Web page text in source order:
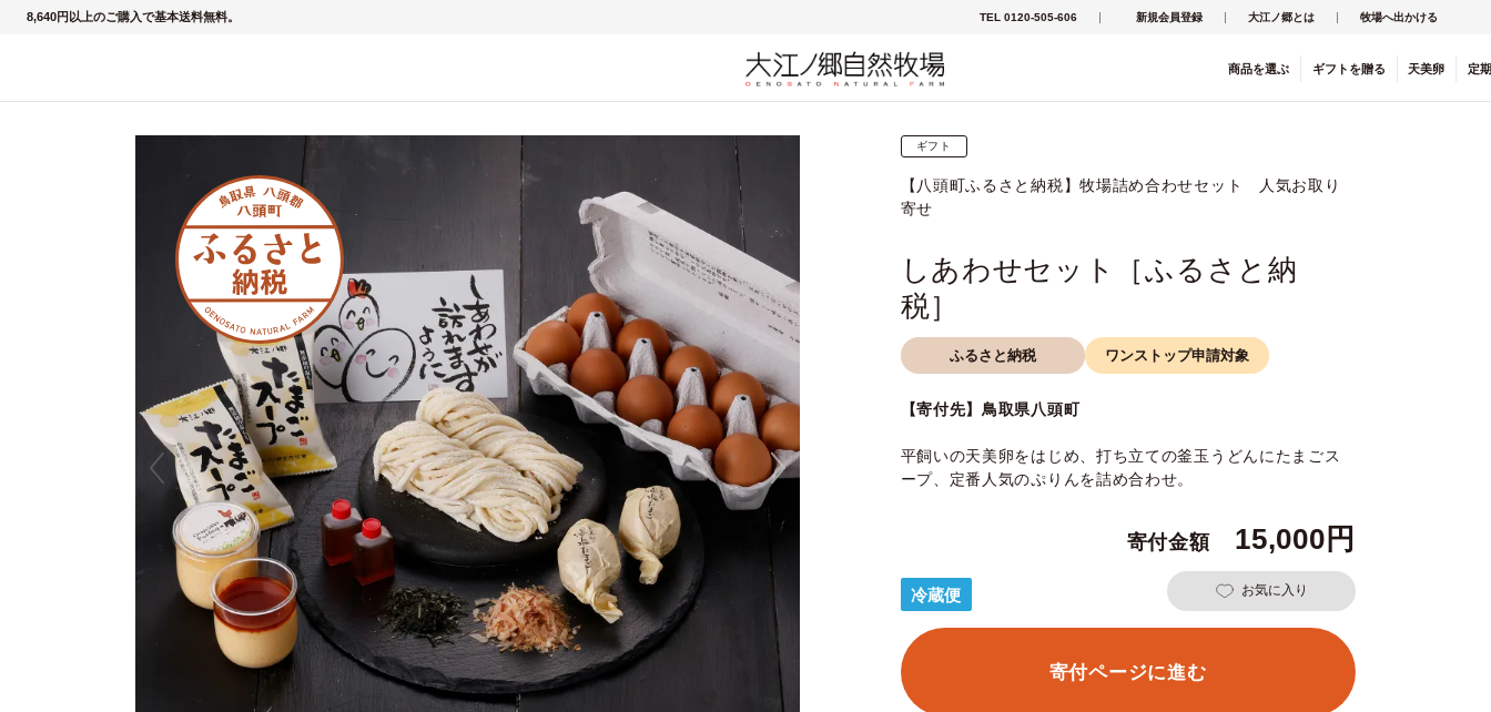
8,640円以上のご購入で基本送料無料。 TEL 0120-505-606 新規会員登録 大江ノ郷とは 牧場へ出かける
商品を選ぶ ギフト を贈る 天美卵 定
ギフト
【八頭町ふるさと納税】牧場詰め合わせセット 人気お取り
寄せ
しあわせセット［ふるさと納
税］
ふるさと納税 ワンストップ申請対象
【寄付先】鳥取県八頭町
平飼いの天美卵をはじめ、打ち立ての釜玉うどんにたまごス
ープ、定番人気のぷりんを詰め合わせ。
15,000
冷蔵便 お気に入り
寄付ページに進む